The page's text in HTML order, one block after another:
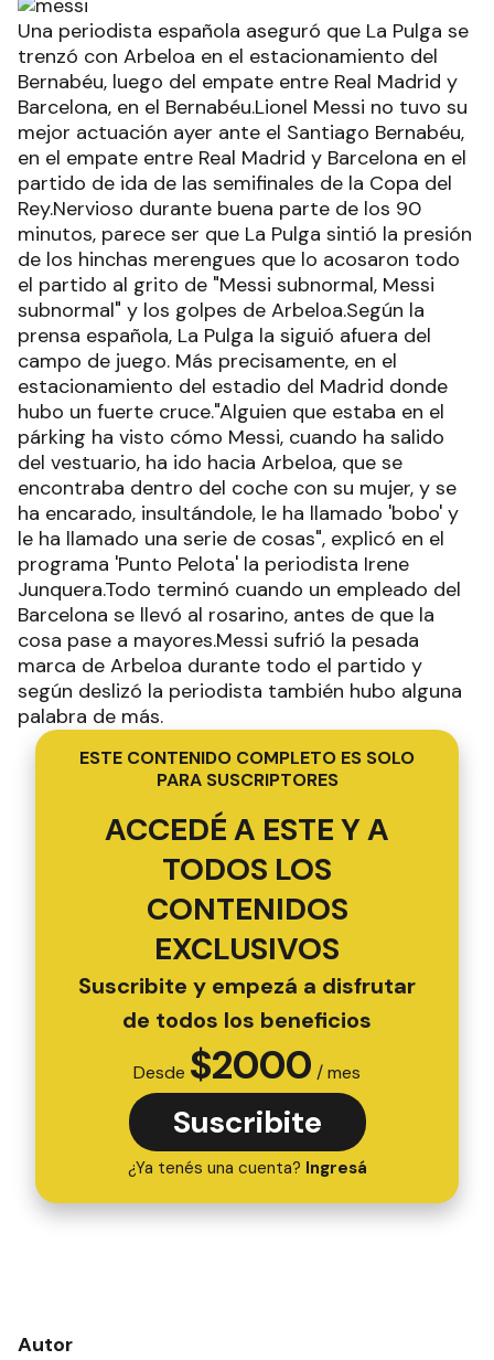
Una periodista española aseguró que La Pulga se
trenzó con Arbeloa en el estacionamiento del
Bernabéu, luego del empate entre Real Madrid y
Barcelona, en el Bernabéu.Lionel Messi no tuvo su
mejor actuación ayer ante el Santiago Bernabéu,
en el empate entre Real Madrid y Barcelona en el
partido de ida de las semifinales de la Copa del
Rey.Nervioso durante buena parte de los 90
minutos, parece ser que La Pulga sintió la presión
de los hinchas merengues que lo acosaron todo
el partido al grito de "Messi subnormal, Messi
subnormal" y los golpes de Arbeloa.Según la
prensa española, La Pulga la siguió afuera del
campo de juego. Más precisamente, en el
estacionamiento del estadio del Madrid donde
hubo un fuerte cruce."Alguien que estaba en el
párking ha visto cómo Messi, cuando ha salido
del vestuario, ha ido hacia Arbeloa, que se
encontraba dentro del coche con su mujer, y se
ha encarado, insultándole, le ha llamado 'bobo' y
le ha llamado una serie de cosas", explicó en el
programa 'Punto Pelota' la periodista Irene
Junquera.Todo terminó cuando un empleado del
Barcelona se llevó al rosarino, antes de que la
cosa pase a mayores.Messi sufrió la pesada
marca de Arbeloa durante todo el partido y
según deslizó la periodista también hubo alguna
palabra de más.
ESTE CONTENIDO COMPLETO ES SOLO
PARA SUSCRIPTORES
ACCEDÉ A ESTE Y A
TODOS LOS
CONTENIDOS
EXCLUSIVOS
Suscribite y empezá a disfrutar
de todos los beneficios
Desde $2000 / mes
Suscribite
¿Ya tenés una cuenta? Ingresá
Autor